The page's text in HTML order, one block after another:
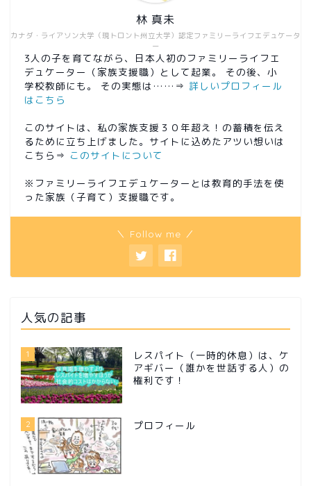
カナダ・ライアソン大学（現トロント州立大学）認定ファミリーライフエデュケータ
ー
林 真未
3人の子を育てながら、日本人初のファミリーライフエ
デュケーター（家族支援職）として起業。 その後、小
学校教師にも。 その実態は……⇒ 詳しいプロフィール
はこちら
このサイトは、私の家族支援３０年超え！の蓄積を伝え
るために立ち上げました。サイトに込めたアツい想いは
こちら⇒ このサイトについて
※ファミリーライフエデュケーターとは教育的手法を使
った家族（子育て）支援職です。
＼ Follow me ／
人気の記事
1
レスパイト（一時的休息）は、ケ
アギバー（誰かを世話する人）の
権利です！
2 プロフィール